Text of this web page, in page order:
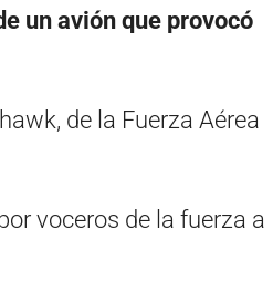
un avión que provocó
de la Fuerza Aérea
voceros de la fuerza a